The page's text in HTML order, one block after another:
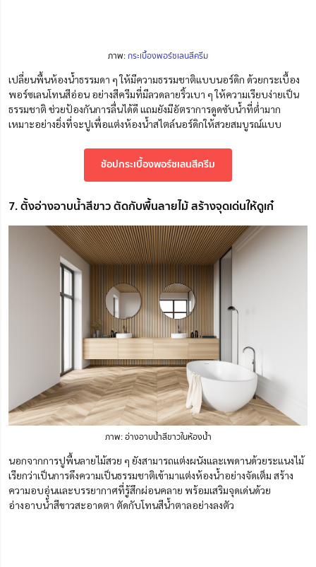
ภาพ:กระเบื้องพอร์ซเลนสีครีม
เปลี่ยนพื้นห้องน้ำธรรมดา ๆ ให้มีความธรรมชาติแบบนอร์ดิก ด้วยกระเบื้อง
พอร์ซเลนโทนสีอ่อน อย่างสีครีมที่มีลวดลายริ้วเบา ๆ ให้ความเรียบง่ายเป็น
ธรรมชาติ ช่วยป้องกันการลื่นได้ดี แถมยังมีอัตราการดูดซับน้ำที่ต่ำมาก
เหมาะอย่างยิ่งที่จะปูเพื่อแต่งห้องน้ำสไตล์นอร์ดิกให้สวยสมบูรณ์แบบ
ช้อปกระเบื้องพอร์ซเลนสีครีม
7. ตั้งอ่างอาบน้ำสีขาว ตัดกับพื้นลายไม้ สร้างจุดเด่นให้ดูเก๋
ภาพ: อ่างอาบน้ำสีขาวในห้องน้ำ
นอกจากการปูพื้นลายไม้สวย ๆ ยังสามารถแต่งผนังและเพดานด้วยระแนงไม้
เรียกว่าเป็นการดึงความเป็นธรรมชาติเข้ามาแต่งห้องน้ำอย่างจัดเต็ม สร้าง
ความอบอุ่นและบรรยากาศที่รู้สึกผ่อนคลาย พร้อมเสริมจุดเด่นด้วย
อ่างอาบน้ำสีขาวสะอาดตา ตัดกับโทนสีน้ำตาลอย่างลงตัว